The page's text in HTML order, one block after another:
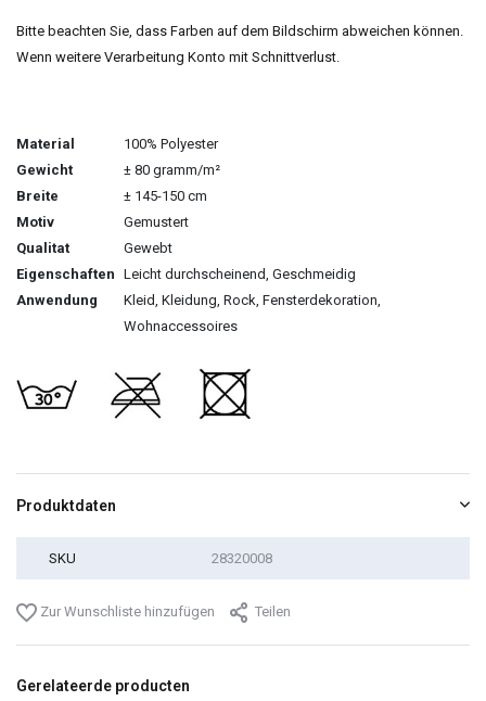
Bitte beachten Sie, dass Farben auf dem Bildschirm abweichen können.
Wenn weitere Verarbeitung Konto mit Schnittverlust.
Material
100% Polyester
Gewicht
± 80 gramm/m²
Breite
± 145-150 cm
Motiv
Gemustert
Qualitat
Gewebt
Eigenschaften Leicht durchscheinend, Geschmeidig
Anwendung
Kleid, Kleidung, Rock, Fensterdekoration,
Wohnaccessoires
Produktdaten
SKU 28320008
Zur Wunschliste hinzufügen Teilen
Gerelateerde producten